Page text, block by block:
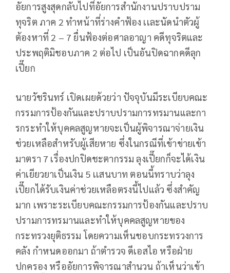
อัยการสูงสุดกลับไปที่อัยการสํานักงานปราบปราม
ทุจริต ภาค 2 ทำหน้าที่ร่างคําฟ้อง เเละนัดนำตัวผู้
ต้องหาที่ 2 – 7 ยื่นฟ้องต่อศาลอาญา คดีทุจริตและ
ประพฤติมิชอบภาค 2 ต่อไป เป็นอันปิดฉากคดีลุก
เปี๊ยก
นายวัชรินทร์ เปิดเผยด้วยว่า ปัจจุบันมีระเบียบคณะ
กรรมการป้องกันและปราบปรามการทรมานและกา
รกระทําให้บุคคลสูญหายจะเป็นผู้พิจารณาจ่ายเงิน
ช่วยเหลือสําหรับผู้เสียหาย ซึ่งในกรณีที่เข้าข่ายเข้า
มาตรา 7 เรื่องปกปิดชะตากรรม ลุงเปี๊ยกก็จะได้เงิน
ค่าเยียวยาเป็นเงิน 5 เเสนบาท ตอนนี้ทราบว่าลุง
เปี๊ยกได้รับเงินค่าช่วยเหลือตรงนี้ไปแล้ว ซึ่งสำคัญ
มาก เพราะระเบียบคณะกรรมการป้องกันและปราบ
ปรามการทรมานและทําให้บุคคลสูญหายของ
กระทรวงยุติธรรม โดยความเห็นชอบกระทรวงการ
คลัง กําหนดออกมา ถ้าตํารวจ ดีเอสไอ หรือฝ่าย
ปกครอง หรืออัยการพิจารณาสํานวน ถ้าเห็นว่าเข้า